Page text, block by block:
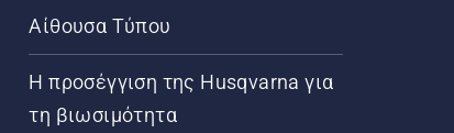
Αίθουσα Τύπου
Η προσέγγιση της Husqvarna για
τη βιωσιμότητα